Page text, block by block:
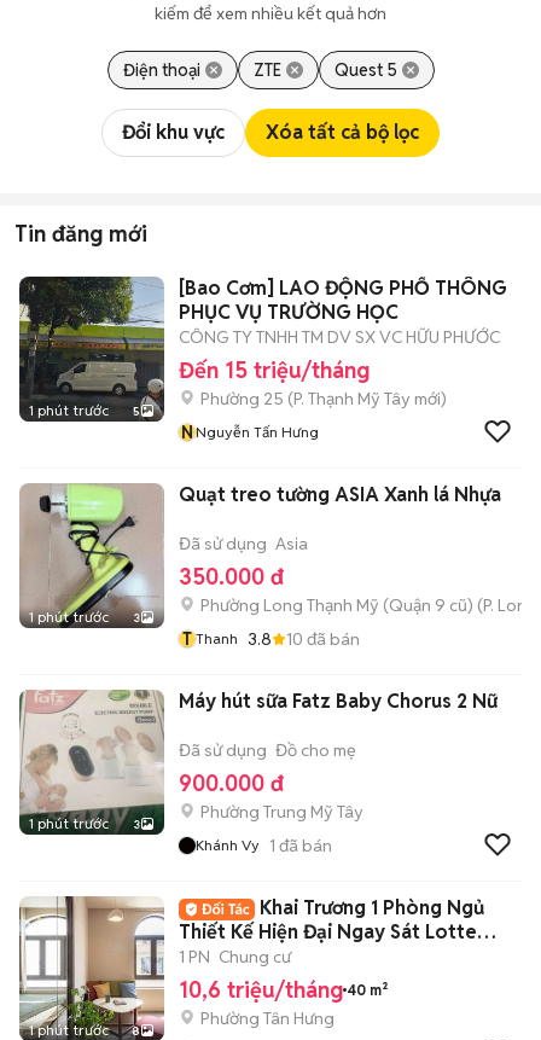
kiếm để xem nhiều kết quả hơn
Điện thoại ZTE Quest 5
Đổi khu vực Xóa tất cả bộ lọc
Tin đăng mới
1 phút trước 5
[Bao Cơm] LAO ĐỘNG PHỔ THÔNG
PHỤC VỤ TRƯỜNG HỌC
CÔNG TY TNHH TM DV SX VC HỮU PHƯỚC
Đến 15 triệu/tháng
Phường 25 (P. Thạnh Mỹ Tây mới)
NNguyễn Tấn Hưng
1 phút trước 3
Quạt treo tường ASIA Xanh lá Nhựa
Đã sử dụng Asia
350.000 đ
Phường Long Thạnh Mỹ (Quận 9 cũ) (P.
T Thanh 3.8 10 đã bán
1 phút trước 3
Máy hút sữa Fatz Baby Chorus 2 Nữ
Đã sử dụng Đồ cho mẹ
900.000 đ
Phường Trung Mỹ Tây
Khánh Vy 1 đã bán
1 phút trước 8
Khai Trương 1 Phòng Ngủ
Thiết Kế Hiện Đại Ngay Sát Lotte
Quận 7
1 PN Chung cư
10,6 triệu/tháng 40 m²
Phường Tân Hưng